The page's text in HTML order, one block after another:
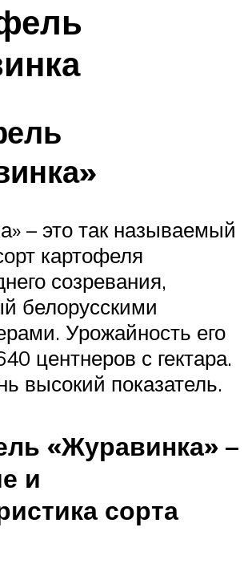
– это так называемый
картофеля
созревания,
белорусскими
Урожайность его
центнеров с гектара.
высокий показатель.
«Журавинка» –
и
сорта